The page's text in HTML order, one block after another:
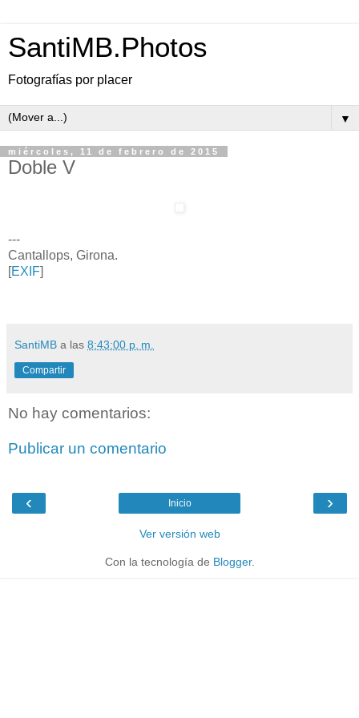
SantiMB.Photos
Fotografías por placer
▼
miércoles, 11 de febrero de 2015
Doble V
---
Cantallops, Girona.
[EXIF]
SantiMB a las 8:43:00 p. m.
Compartir
No hay comentarios:
Publicar un comentario
‹ ›
Inicio
Ver versión web
Con la tecnología de Blogger.